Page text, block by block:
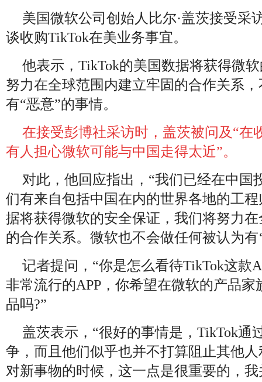
美国微软公司创始人比尔·盖茨接受采
谈收购TikTok在美业务事宜。
他表示，TikTok的美国数据将获得微
努力在全球范围内建立牢固的合作关系
有“恶意”的事情。
在接受彭博社采访时，盖茨被问及“在
有人担心微软可能与中国走得太近”。
对此，他回应指出，“我们已经在中国
们有来自包括中国在内的世界各地的工
据将获得微软的安全保证，我们将努力
的合作关系。微软也不会做任何被认为有
记者提问，“你是怎么看待TikTok这款
非常流行的APP，你希望在微软的产品
品吗?”
盖茨表示，“很好的事情是，TikTok通
争，而且他们似乎也并不打算阻止其他
对新事物的时候，这一点是很重要的，